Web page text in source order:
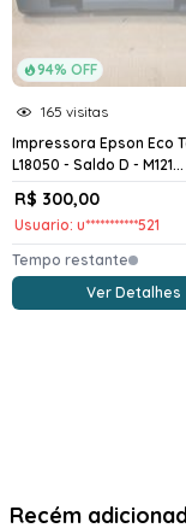
94% OFF
165 visitas
Impressora Epson Eco
L18050 - Saldo D - M121...
R$ 300,00
Usuario: u***********521
Tempo restante
Ver Detalhes
Recém